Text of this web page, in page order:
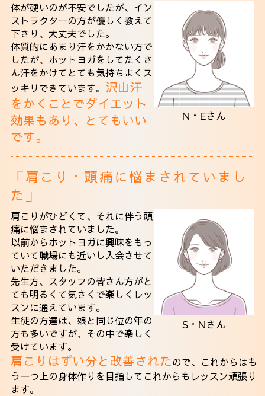
N・Eさん
体が硬いのが不安でしたが、イン
ストラクターの方が優しく教えて
下さり、大丈夫でした。
体質的にあまり汗をかかない方で
したが、ホットヨガをしてたくさ
ん汗をかけてとても気持ちよくス
ッキリできています。 沢山汗
をかくことでダイエット
効果もあり、とてもいい
です。
「肩こり・頭痛に悩まされていまし
た」
S・Nさん
肩こりがひどくて、それに伴う頭
痛に悩まされていました。
以前からホットヨガに興味をもっ
ていて職場にも近いし入会させて
いただきました。
先生方、スタッフの皆さん方がと
ても明るくて気さくで楽しくレッ
スンに通えています。
生徒の方達は、娘と同じ位の年の
方も多いですが、その中で楽しく
受けています。
肩こりはずい分と改善されたので、これからはも
う一つ上の身体作りを目指してこれからもレッスン頑張り
ます。